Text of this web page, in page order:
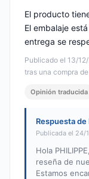
Publicado el 13/
tras una compra
El producto
El embalaje
entrega se
Opinión traducida
Respuesta de
Publicada el 24/
Hola
reseña de
Estamos